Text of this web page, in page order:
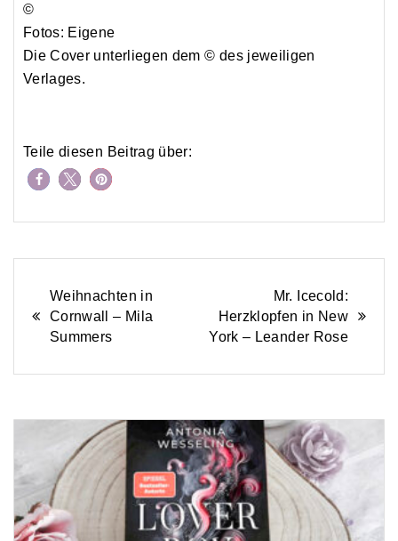
©
Fotos: Eigene
Die Cover unterliegen dem © des jeweiligen
Verlages.
Teile diesen Beitrag über:
Beitrags-
Navigation
Weihnachten in
Cornwall – Mila
Summers
Mr. Icecold:
Herzklopfen in New
York – Leander Rose